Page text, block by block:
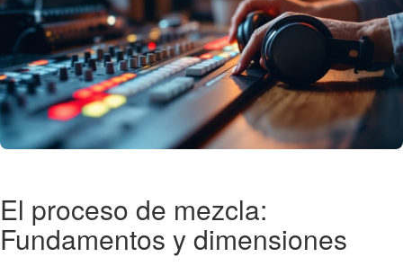
El proceso de mezcla:
Fundamentos y dimensiones